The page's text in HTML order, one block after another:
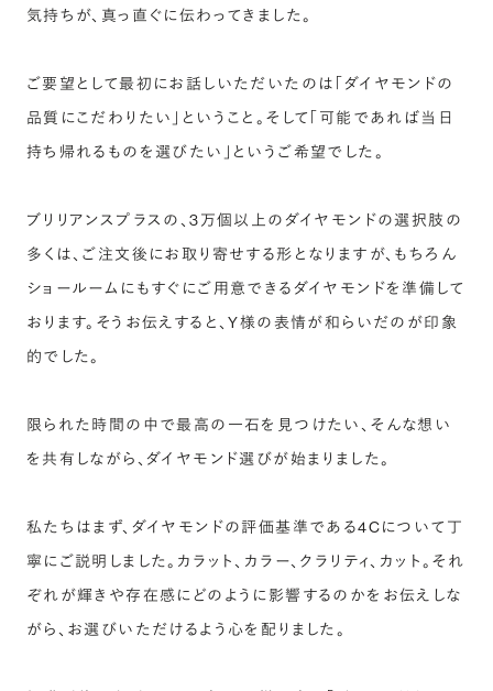
気持ちが、真っ直ぐに伝わってきました。
ご要望として最初にお話しいただいたのは「ダイヤモンドの
品質にこだわりたい」ということ。そして「可能であれば当日
持ち帰れるものを選びたい」というご希望でした。
ブリリアンスプラスの、3万個以上のダイヤモンドの選択肢の
多くは、ご注文後にお取り寄せする形となりますが、もちろん
ショールームにもすぐにご用意できるダイヤモンドを準備して
おります。そうお伝えすると、Y様の表情が和らいだのが印象
的でした。
限られた時間の中で最高の一石を見つけたい、そんな想い
を共有しながら、ダイヤモンド選びが始まりました。
私たちはまず、ダイヤモンドの評価基準である4Cについて丁
寧にご説明しました。カラット、カラー、クラリティ、カット。それ
ぞれが輝きや存在感にどのように影響するのかをお伝えしな
がら、お選びいただけるよう心を配りました。